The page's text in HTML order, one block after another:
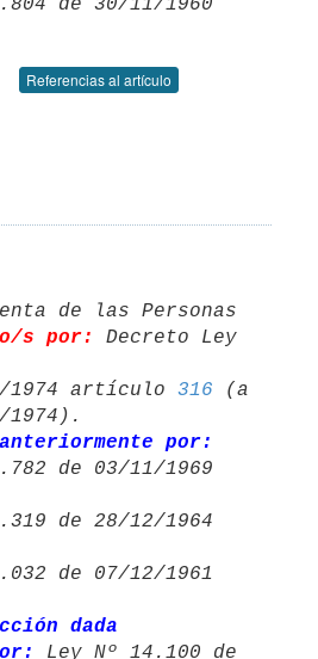
Referencias al artículo
de las Personas
s por:
Decreto Ley
1974 artículo 316 (a
por:
dada
Ley Nº 14.100 de